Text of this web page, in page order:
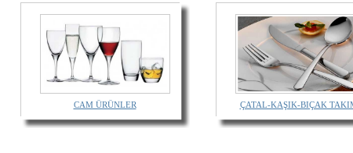
CAM ÜRÜNLER ÇATAL-KAŞIK-BIÇAK